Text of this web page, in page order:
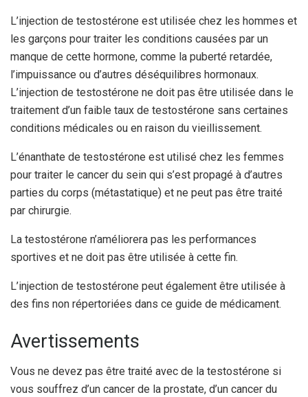
L’injection de testostérone est utilisée chez les hommes et
les garçons pour traiter les conditions causées par un
manque de cette hormone, comme la puberté retardée,
l’impuissance ou d’autres déséquilibres hormonaux.
L’injection de testostérone ne doit pas être utilisée dans le
traitement d’un faible taux de testostérone sans certaines
conditions médicales ou en raison du vieillissement.
L’énanthate de testostérone est utilisé chez les femmes
pour traiter le cancer du sein qui s’est propagé à d’autres
parties du corps (métastatique) et ne peut pas être traité
par chirurgie.
La testostérone n’améliorera pas les performances
sportives et ne doit pas être utilisée à cette fin.
L’injection de testostérone peut également être utilisée à
des fins non répertoriées dans ce guide de médicament.
Avertissements
Vous ne devez pas être traité avec de la testostérone si
vous souffrez d’un cancer de la prostate, d’un cancer du